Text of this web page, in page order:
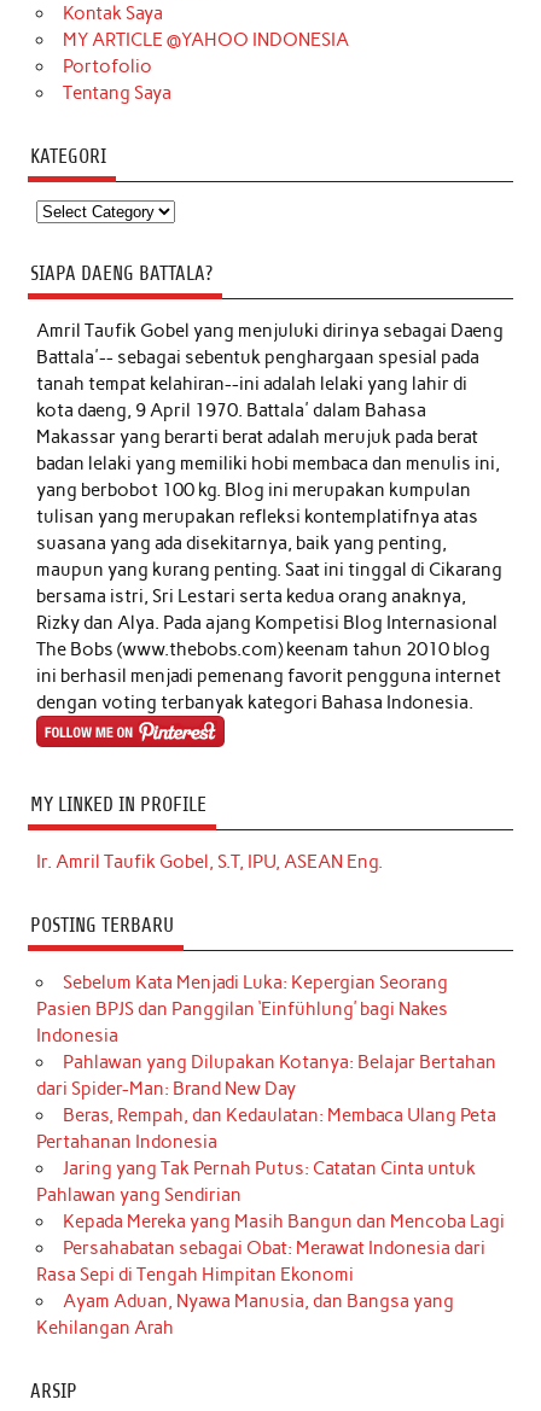
Kontak Saya
MY ARTICLE @YAHOO INDONESIA
Portofolio
Tentang Saya
KATEGORI
Kategori
SIAPA DAENG BATTALA?
Amril Taufik Gobelyang menjuluki dirinya sebagai Daeng
Battala'-- sebagai sebentuk penghargaan spesial pada
tanah tempat kelahiran--ini adalah lelaki yang lahir di
kota daeng, 9 April 1970. Battala' dalam Bahasa
Makassar yang berarti berat adalah merujuk pada berat
badan lelaki yang memiliki hobi membaca dan menulis ini,
yang berbobot 100 kg. Blog ini merupakan kumpulan
tulisan yang merupakan refleksi kontemplatifnya atas
suasana yang ada disekitarnya, baik yang penting,
maupun yang kurang penting. Saat ini tinggal di Cikarang
bersama istri, Sri Lestari serta kedua orang anaknya,
Rizky dan Alya. Pada ajang Kompetisi Blog Internasional
The Bobs (www.thebobs.com) keenam tahun 2010 blog
ini berhasil menjadi pemenang favorit pengguna internet
dengan voting terbanyak kategori Bahasa Indonesia.
MY LINKED IN PROFILE
Ir. Amril Taufik Gobel, S.T, IPU, ASEAN Eng.
POSTING TERBARU
Sebelum Kata Menjadi Luka: Kepergian Seorang
Pasien BPJS dan Panggilan ‘Einfühlung’ bagi Nakes
Indonesia
Pahlawan yang Dilupakan Kotanya: Belajar Bertahan
dari Spider-Man: Brand New Day
Beras, Rempah, dan Kedaulatan: Membaca Ulang Peta
Pertahanan Indonesia
Jaring yang Tak Pernah Putus: Catatan Cinta untuk
Pahlawan yang Sendirian
Kepada Mereka yang Masih Bangun dan Mencoba Lagi
Persahabatan sebagai Obat: Merawat Indonesia dari
Rasa Sepi di Tengah Himpitan Ekonomi
Ayam Aduan, Nyawa Manusia, dan Bangsa yang
Kehilangan Arah
ARSIP